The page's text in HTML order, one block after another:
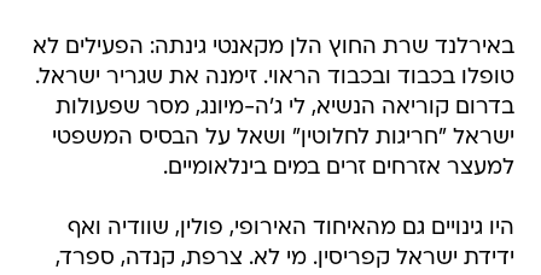
באירלנד שרת החוץ הלן מקאנטי גינתה: הפעילים לא
טופלו בכבוד ובכבוד הראוי. זימנה את שגריר ישראל.
בדרום קוריאה הנשיא, לי ג'ה-מיונג, מסר שפעולות
ישראל "חריגות לחלוטין" ושאל על הבסיס המשפטי
למעצר אזרחים זרים במים בינלאומיים.
היו גינויים גם מהאיחוד האירופי, פולין, שוודיה ואף
ידידת ישראל קפריסין. מי לא. צרפת, קנדה, ספרד,